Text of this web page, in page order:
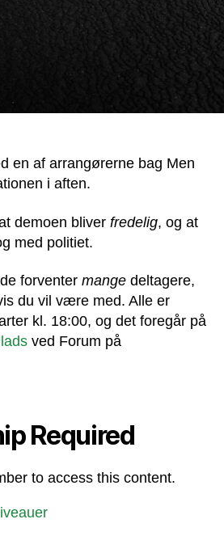
en af arrangørerne bag Men
i aften.
demoen bliver fredelig, og at
med politiet.
forventer mange deltagere,
du vil være med. Alle er
kl. 18:00, og det foregår på
ved Forum på
Required
to access this content.